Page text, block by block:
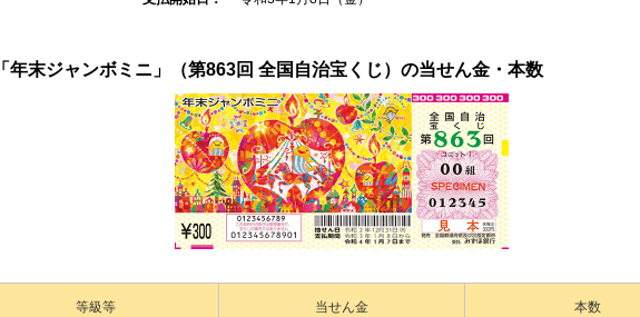
「年末ジャンボミニ」（第863回 全国自治宝くじ）の当せん金・本数
等級等 当せん金 本数